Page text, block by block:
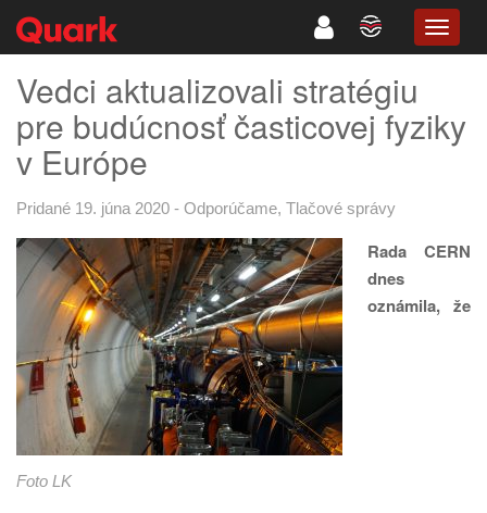
Vedci aktualizovali stratégiu
pre budúcnosť časticovej fyziky
v Európe
Pridané 19. júna 2020 - Odporúčame, Tlačové správy
Foto LK
Rada CERN
dnes
oznámila, že